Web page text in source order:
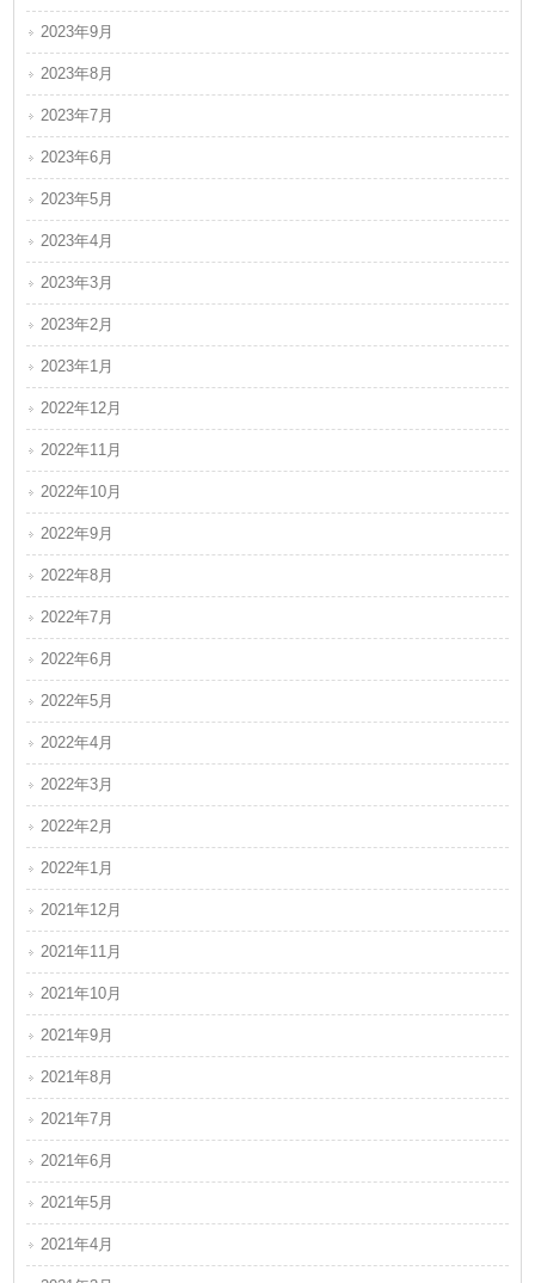
2023年9月
2023年8月
2023年7月
2023年6月
2023年5月
2023年4月
2023年3月
2023年2月
2023年1月
2022年12月
2022年11月
2022年10月
2022年9月
2022年8月
2022年7月
2022年6月
2022年5月
2022年4月
2022年3月
2022年2月
2022年1月
2021年12月
2021年11月
2021年10月
2021年9月
2021年8月
2021年7月
2021年6月
2021年5月
2021年4月